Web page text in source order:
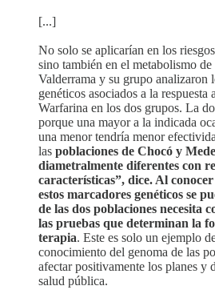
[...]
No solo se aplicarían en los
sino también en el metabolismo de
Valderrama y su grupo analizaron
genéticos asociados a la respuesta
Warfarina en los dos grupos. La
porque una mayor a la indicada
una menor tendría menor
las poblaciones de Chocó y
diametralmente diferentes con
características”, dice. Al
estos marcadores genéticos se
de las dos poblaciones necesita
las pruebas que determinan la
terapia. Este es solo un ejemplo
conocimiento del genoma de las
afectar positivamente los planes y
salud pública.